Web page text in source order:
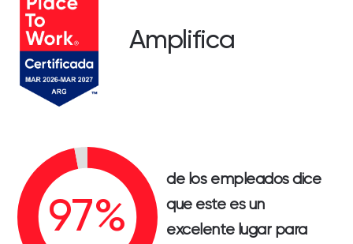
Amplifica
de los empleados dice
que este es un
excelente lugar para